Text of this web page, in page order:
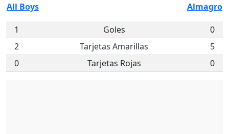
All Boys Almagro
1 Goles
0
2
Tarjetas Amarillas
5
0
Tarjetas Rojas 0